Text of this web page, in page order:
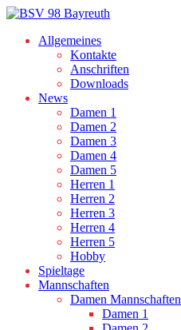
Allgemeines
Kontakte
Anschriften
Downloads
News
Damen 1
Damen 2
Damen 3
Damen 4
Damen 5
Herren 1
Herren 2
Herren 3
Herren 4
Herren 5
Hobby
Spieltage
Mannschaften
Damen Mannschaften
Damen 1